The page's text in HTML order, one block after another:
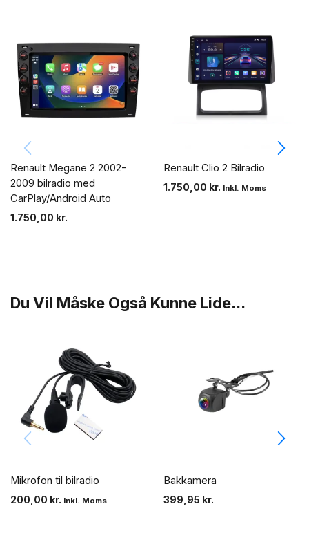
Renault Megane 2 2002-
2009 bilradio med
CarPlay/Android Auto
1.750,00 kr.
Renault Clio 2 Bilradio
1.750,00 kr. Inkl. Moms
Du Vil Måske Også Kunne Lide...
Mikrofon til bilradio
200,00 kr. Inkl. Moms
Bakkamera
399,95 kr.